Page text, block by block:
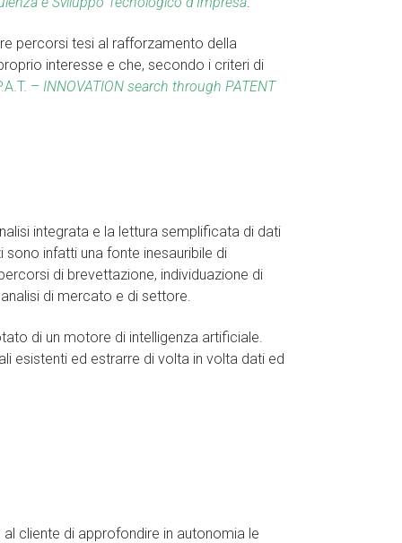
percorsi tesi al rafforzamento della
interesse e che, secondo i criteri di
– INNOVATION search through PATENT
integrata e la lettura semplificata di dati
infatti una fonte inesauribile di
di brevettazione, individuazione di
di mercato e di settore.
di un motore di intelligenza artificiale.
esistenti ed estrarre di volta in volta dati ed
cliente di approfondire in autonomia le